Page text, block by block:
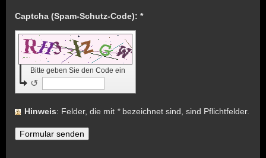
Captcha (Spam-Schutz-Code): *
Bitte geben Sie den Code ein
↺
Hinweis : Felder, die mit *bezeichnet sind, sind Pflichtfelder.